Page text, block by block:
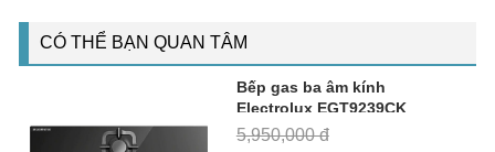
CÓ THỂ BẠN QUAN TÂM
Bếp gas ba âm kính
Electrolux EGT9239CK
5,950,000 đ